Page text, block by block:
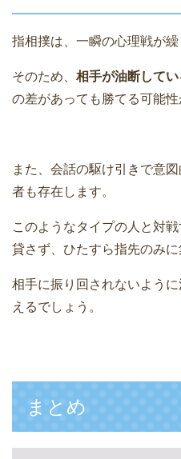
指相撲は、一瞬の心理戦が繰
そのため、 相手が油断して
の差があっても勝てる可能性
また、会話の駆け引きで意
者も存在します。
このようなタイプの人と対
貸さず、ひたすら指先のみに
相手に振り回されないよう
えるでしょう。
まとめ